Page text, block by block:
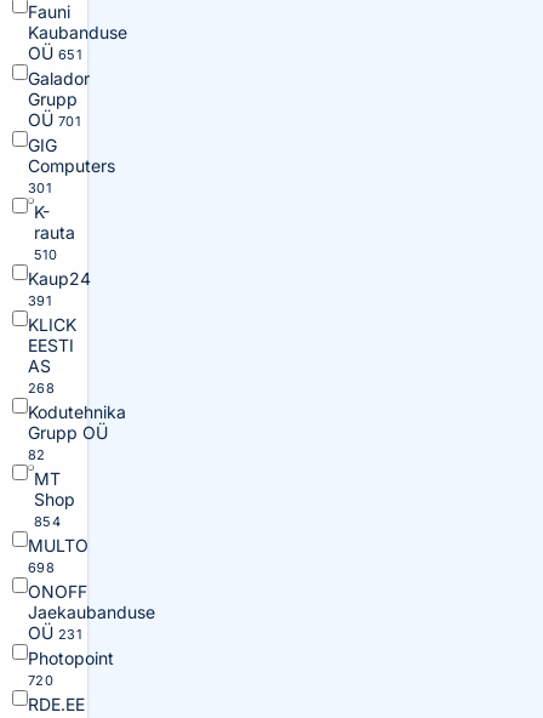
Fauni
Kaubanduse
OÜ 651
Galador
Grupp
OÜ 701
GIG
Computers
301
K-
rauta
510
Kaup24
391
KLICK
EESTI
AS
268
Kodutehnika
Grupp OÜ
82
MT
Shop
854
MULTO
698
ONOFF
Jaekaubanduse
OÜ 231
Photopoint
720
RDE.EE